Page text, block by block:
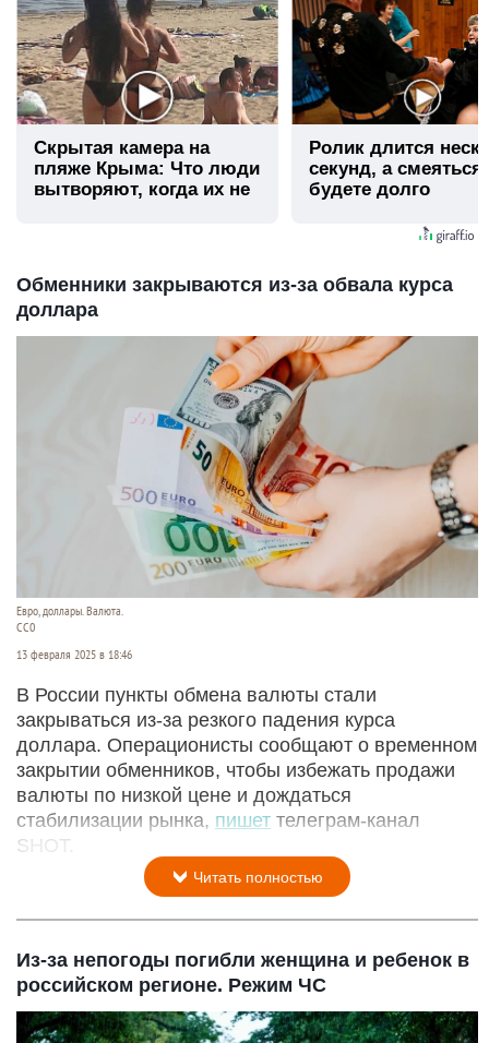
Скрытая камера на
пляже Крыма: Что люди
вытворяют, когда их не
Ролик длится
секунд, а
будете долго
Обменники закрываются из-за обвала курса
доллара
Евро, доллары. Валюта.
CC0
13 февраля 2025 в 18:46
В России пункты обмена валюты стали
закрываться из-за резкого падения курса
доллара. Операционисты сообщают о временном
закрытии обменников, чтобы избежать продажи
валюты по низкой цене и дождаться
стабилизации рынка, пишет телеграм-канал
SHOT.
Читать полностью
Из-за непогоды погибли женщина и ребенок в
российском регионе. Режим ЧС